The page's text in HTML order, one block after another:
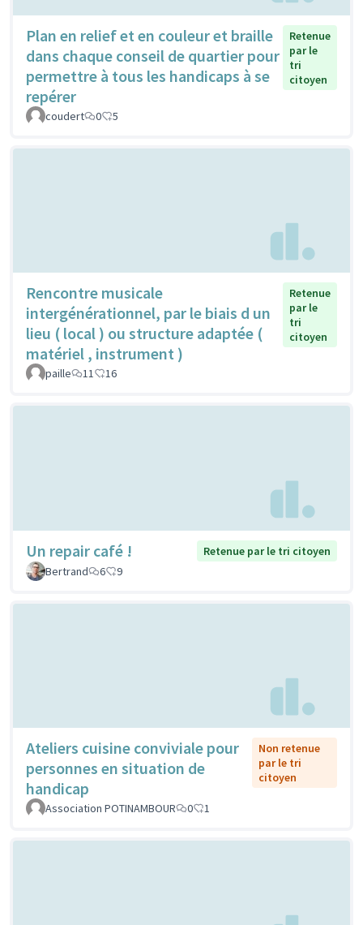
Plan en relief et en couleur et braille
dans chaque conseil de quartier pour
permettre à tous les handicaps à se
repérer
Retenue
par le
tri
citoyen
coudert 0 5
Rencontre musicale
intergénérationnel, par le biais d un
lieu ( local ) ou structure adaptée (
matériel , instrument )
Retenue
par le
tri
citoyen
paille 11 16
Un repair café !
Retenue par le tri citoyen
Bertrand
6 9
Ateliers cuisine conviviale pour
personnes en situation de
handicap
Non retenue
par le tri
citoyen
Association POTINAMBOUR 0 1